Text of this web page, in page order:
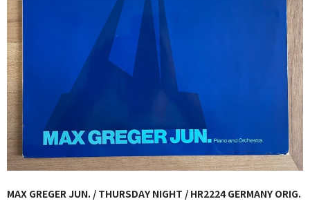
GG RECORD （当店のレーベル）
全商品
JAZZ-US
BLUE NOTE
JAZZ-EU
MAX GREGER JUN. / THURSDAY NIGHT / HR2224 GERMANY ORIG.